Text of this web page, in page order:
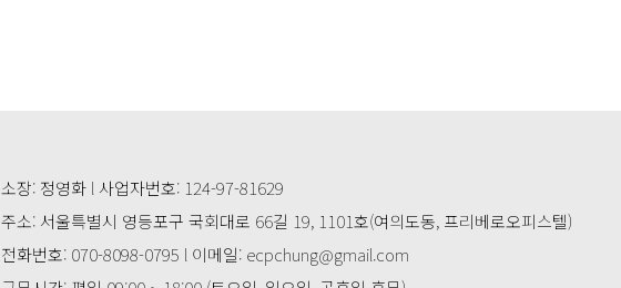
소장: 정영화 l 사업자번호: 124-97-81629
주소: 서울특별시 영등포구 국회대로 66길 19, 1101호(여의도동, 프리베로오피스텔)
전화번호: 070-8098-0795 l 이메일: ecpchung@gmail.com